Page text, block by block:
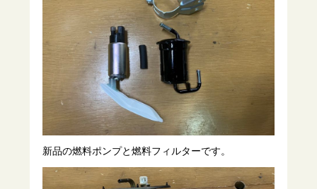
新品の燃料ポンプと燃料フィルターです。